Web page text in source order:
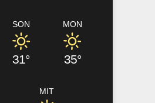
SON
31°
MON
35°
MIT